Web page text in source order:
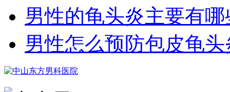
男性的龟头炎主要有
男性怎么预防包皮龟